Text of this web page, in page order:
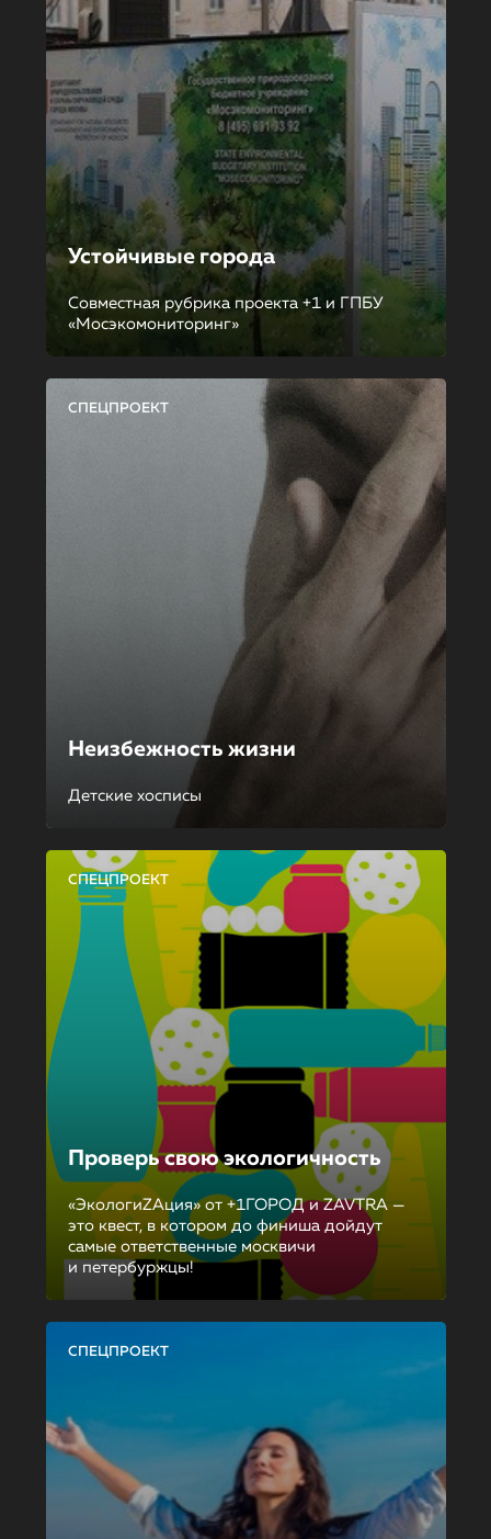
Устойчивые города
Совместная рубрика проекта +1 и ГПБУ
«Мосэкомониторинг»
СПЕЦПРОЕКТ
Неизбежность жизни
Детские хосписы
СПЕЦПРОЕКТ
Проверь свою экологичность
«ЭкологиZAция» от +1ГОРОД и ZAVTRA —
это квест, в котором до финиша дойдут
самые ответственные москвичи
и петербуржцы!
СПЕЦПРОЕКТ